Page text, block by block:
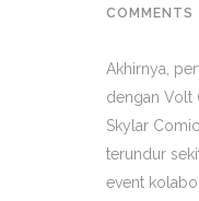
COMMENTS
Akhirnya,
dengan Volt
Skylar
terundur
event